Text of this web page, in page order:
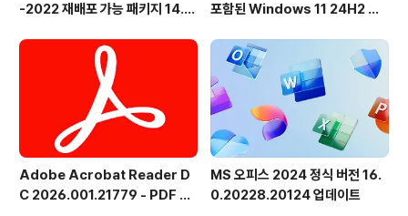
-2022 재배포 가능 패키지 14.5
포함된 Windows 11 24H2 및
출시
Adobe Acrobat Reader D
C 2026.001.21779 - PDF 뷰
MS 오피스 2024 정식 버전 16.
0.20228.20124 업데이트